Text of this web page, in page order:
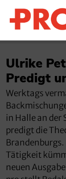
Ulrike
Predigt
Werktags
in Halle an der
predigt die
Tätigkeit
neuen